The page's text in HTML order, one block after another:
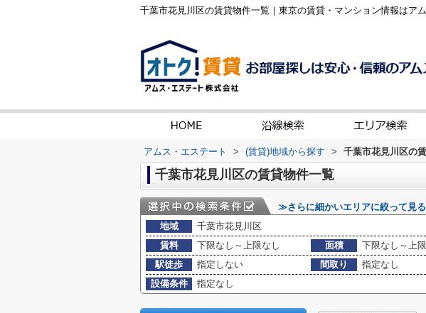
千葉市花見川区の賃貸物件一覧｜東京の賃貸・マンション情報はア
アムス・エステート > (賃貸)地域から探す > 千葉市花見川区の
千葉市花見川区の賃貸物件一覧
≫さらに細かいエリアに絞って見る
地域
千葉市花見川区
賃料
下限なし～上限なし 面積 下限なし～上
駅徒歩
指定しない 間取り
指定なし
設備条件
指定なし